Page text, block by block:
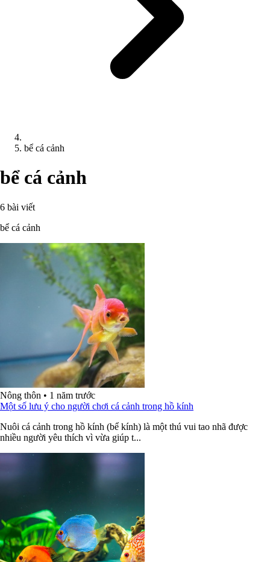
bể cá cảnh
bể cá cảnh
6 bài viết
bể cá cảnh
Nông thôn • 1 năm trước
Một số lưu ý cho người chơi cá cảnh trong hồ kính
Nuôi cá cảnh trong hồ kính (bể kính) là một thú vui tao nhã được
nhiều người yêu thích vì vừa giúp t...